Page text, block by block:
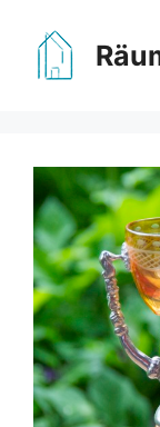
Inhalt
springen